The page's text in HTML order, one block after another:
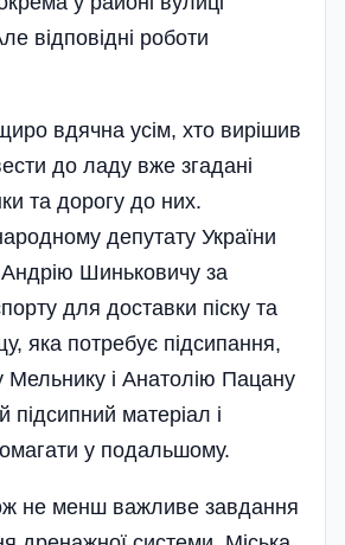
відповідні роботи
вдячна усім, хто вирішив
до ладу вже згадані
та дорогу до них.
депутату України
Шиньковичу за
для доставки піску та
яка потребує підсипання,
Мельнику і Анатолію Пацану
матеріал і
у подальшому­.
не менш важливе завдання